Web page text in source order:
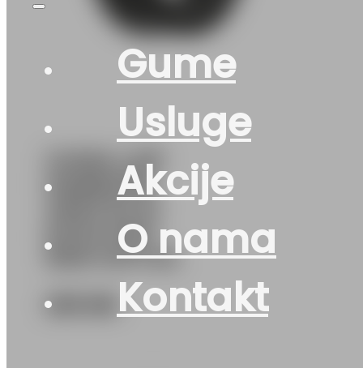
Gume
Usluge
Akcije
O nama
Kontakt
GUMA LJ/P
HANKOOK
EVO3 K127
95W DOT:24
235